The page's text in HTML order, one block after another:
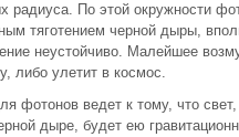
радиуса. По этой окружности
тяготением черной дыры,
неустойчиво. Малейшее
либо улетит в космос.
фотонов ведет к тому, что свет,
дыре, будет ею